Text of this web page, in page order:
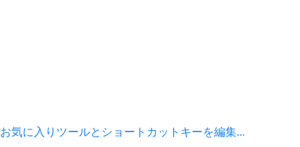
お気に入りツールとショートカットキーを編集...